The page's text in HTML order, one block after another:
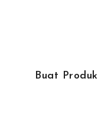
Buat Produk